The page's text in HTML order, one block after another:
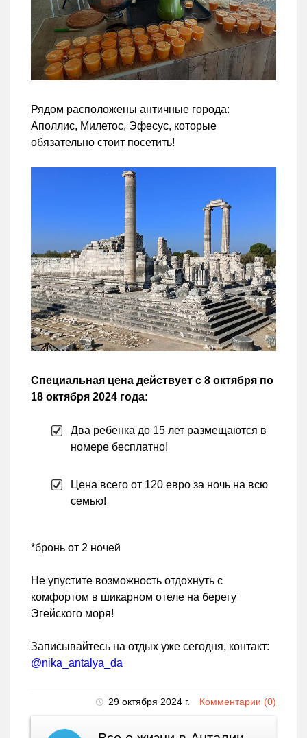
Рядом расположены античные города:
Аполлис, Милетос, Эфесус, которые
обязательно стоит посетить!
Специальная цена действует с 8 октября по
18 октября 2024 года:
Два ребенка до 15 лет размещаются в
номере бесплатно!
Цена всего от 120 евро за ночь на всю
семью!
*бронь от 2 ночей
Не упустите возможность отдохнуть с
комфортом в шикарном отеле на берегу
Эгейского моря!
Записывайтесь на отдых уже сегодня, контакт:
@nika_antalya_da
29 октября 2024 г. Комментарии (0)